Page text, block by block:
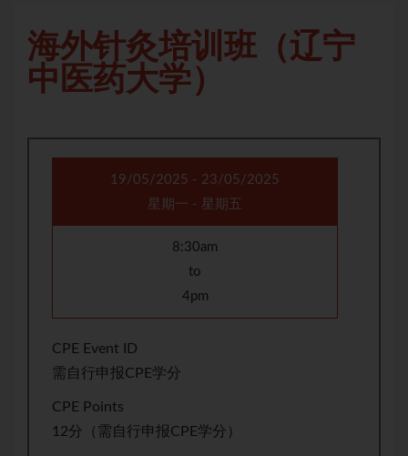
海外针灸培训班（辽宁
中医药大学）
19/05/2025 - 23/05/2025
星期一 - 星期五
8:30am
to
4pm
CPE Event ID
需自行申报CPE学分
CPE Points
12分（需自行申报CPE学分）